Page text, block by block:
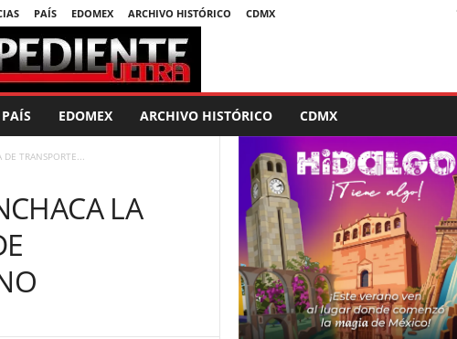
PAÍS EDOMEX ARCHIVO HISTÓRICO CDMX
PAÍS EDOMEX ARCHIVO HISTÓRICO CDMX
TRANSPORTE...
LA